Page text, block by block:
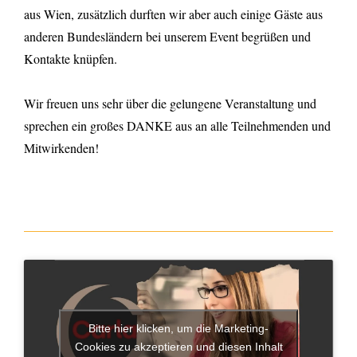
aus Wien, zusätzlich durften wir aber auch einige Gäste aus
anderen Bundesländern bei unserem Event begrüßen und
Kontakte knüpfen.
Wir freuen uns sehr über die gelungene Veranstaltung und
sprechen ein großes DANKE aus an alle Teilnehmenden und
Mitwirkenden!
Bitte hier klicken, um die Marketing-
Cookies zu akzeptieren und diesen Inhalt